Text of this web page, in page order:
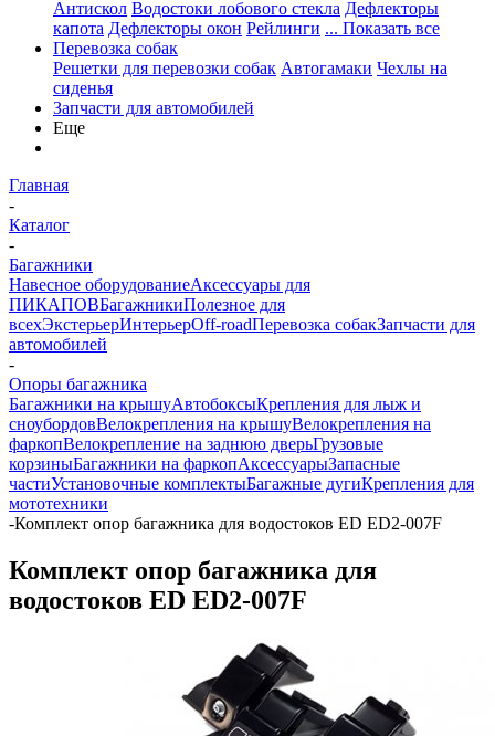
Антискол Водостоки лобового стекла Дефлекторы
капота Дефлекторы окон Рейлинги ... Показать все
Перевозка собак
Решетки для перевозки собак Автогамаки Чехлы на
сиденья
Запчасти для автомобилей
Еще
Главная
-
Каталог
-
Багажники
Навесное оборудованиеАксессуары для
ПИКАПОВБагажникиПолезное для
всехЭкстерьерИнтерьерOff-roadПеревозка собакЗапчасти для
автомобилей
-
Опоры багажника
Багажники на крышуАвтобоксыКрепления для лыж и
сноубордовВелокрепления на крышуВелокрепления на
фаркопВелокрепление на заднюю дверьГрузовые
корзиныБагажники на фаркопАксессуарыЗапасные
частиУстановочные комплектыБагажные дугиКрепления для
мототехники
-Комплект опор багажника для водостоков ED ED2-007F
Комплект опор багажника для
водостоков ED ED2-007F